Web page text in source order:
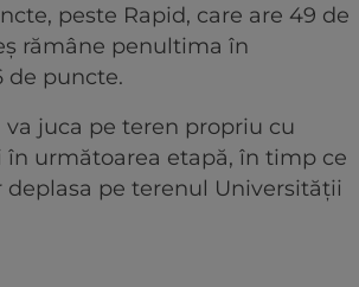
peste Rapid, care are 49 de
rămâne penultima în
de puncte.
juca pe teren propriu cu
în următoarea etapă, în timp ce
deplasa pe terenul Universității